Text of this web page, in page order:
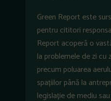
Green Report este
pentru cititori
Report acoperă o
la problemele de zi cu
precum poluarea
spațiilor până la
legislație de mediu